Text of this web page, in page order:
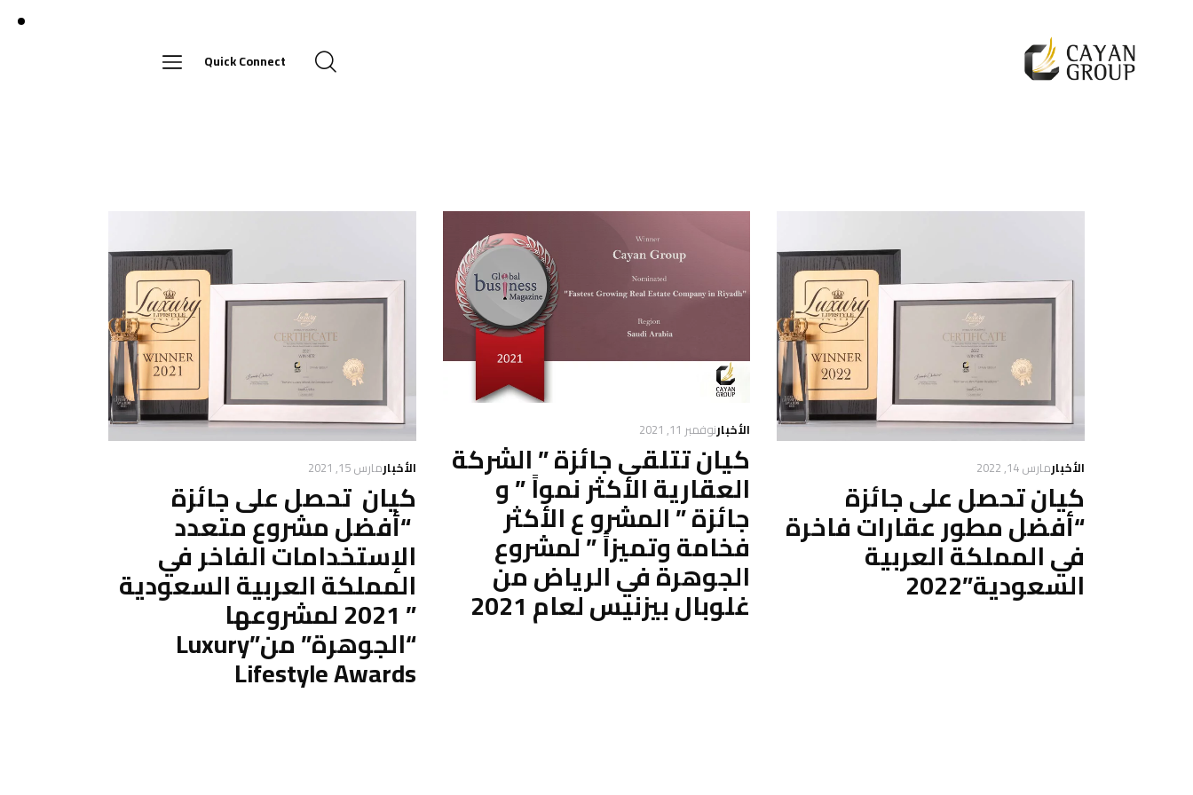
Quick Connect
الأخبارمارس 14, 2022
كيان تحصل على جائزة
“أفضل مطور عقارات فاخرة
في المملكة العربية
السعودية”2022
الأخبارنوفمبر 11, 2021
كيان تتلقى جائزة ” الشركة
العقارية الأكثر نمواً ” و
جائزة ” المشرو ع الأكثر
فخامة وتميزاً ” لمشروع
الجوهرة في الرياض من
غلوبال بيزنيس لعام 2021
الأخبارمارس 15, 2021
كيان تحصل على جائزة
“أفضل مشروع متعدد
الإستخدامات الفاخر في
المملكة العربية السعودية
” 2021 لمشروعها
“الجوهرة” من”Luxury
Lifestyle Awards
+966 92 000 6611